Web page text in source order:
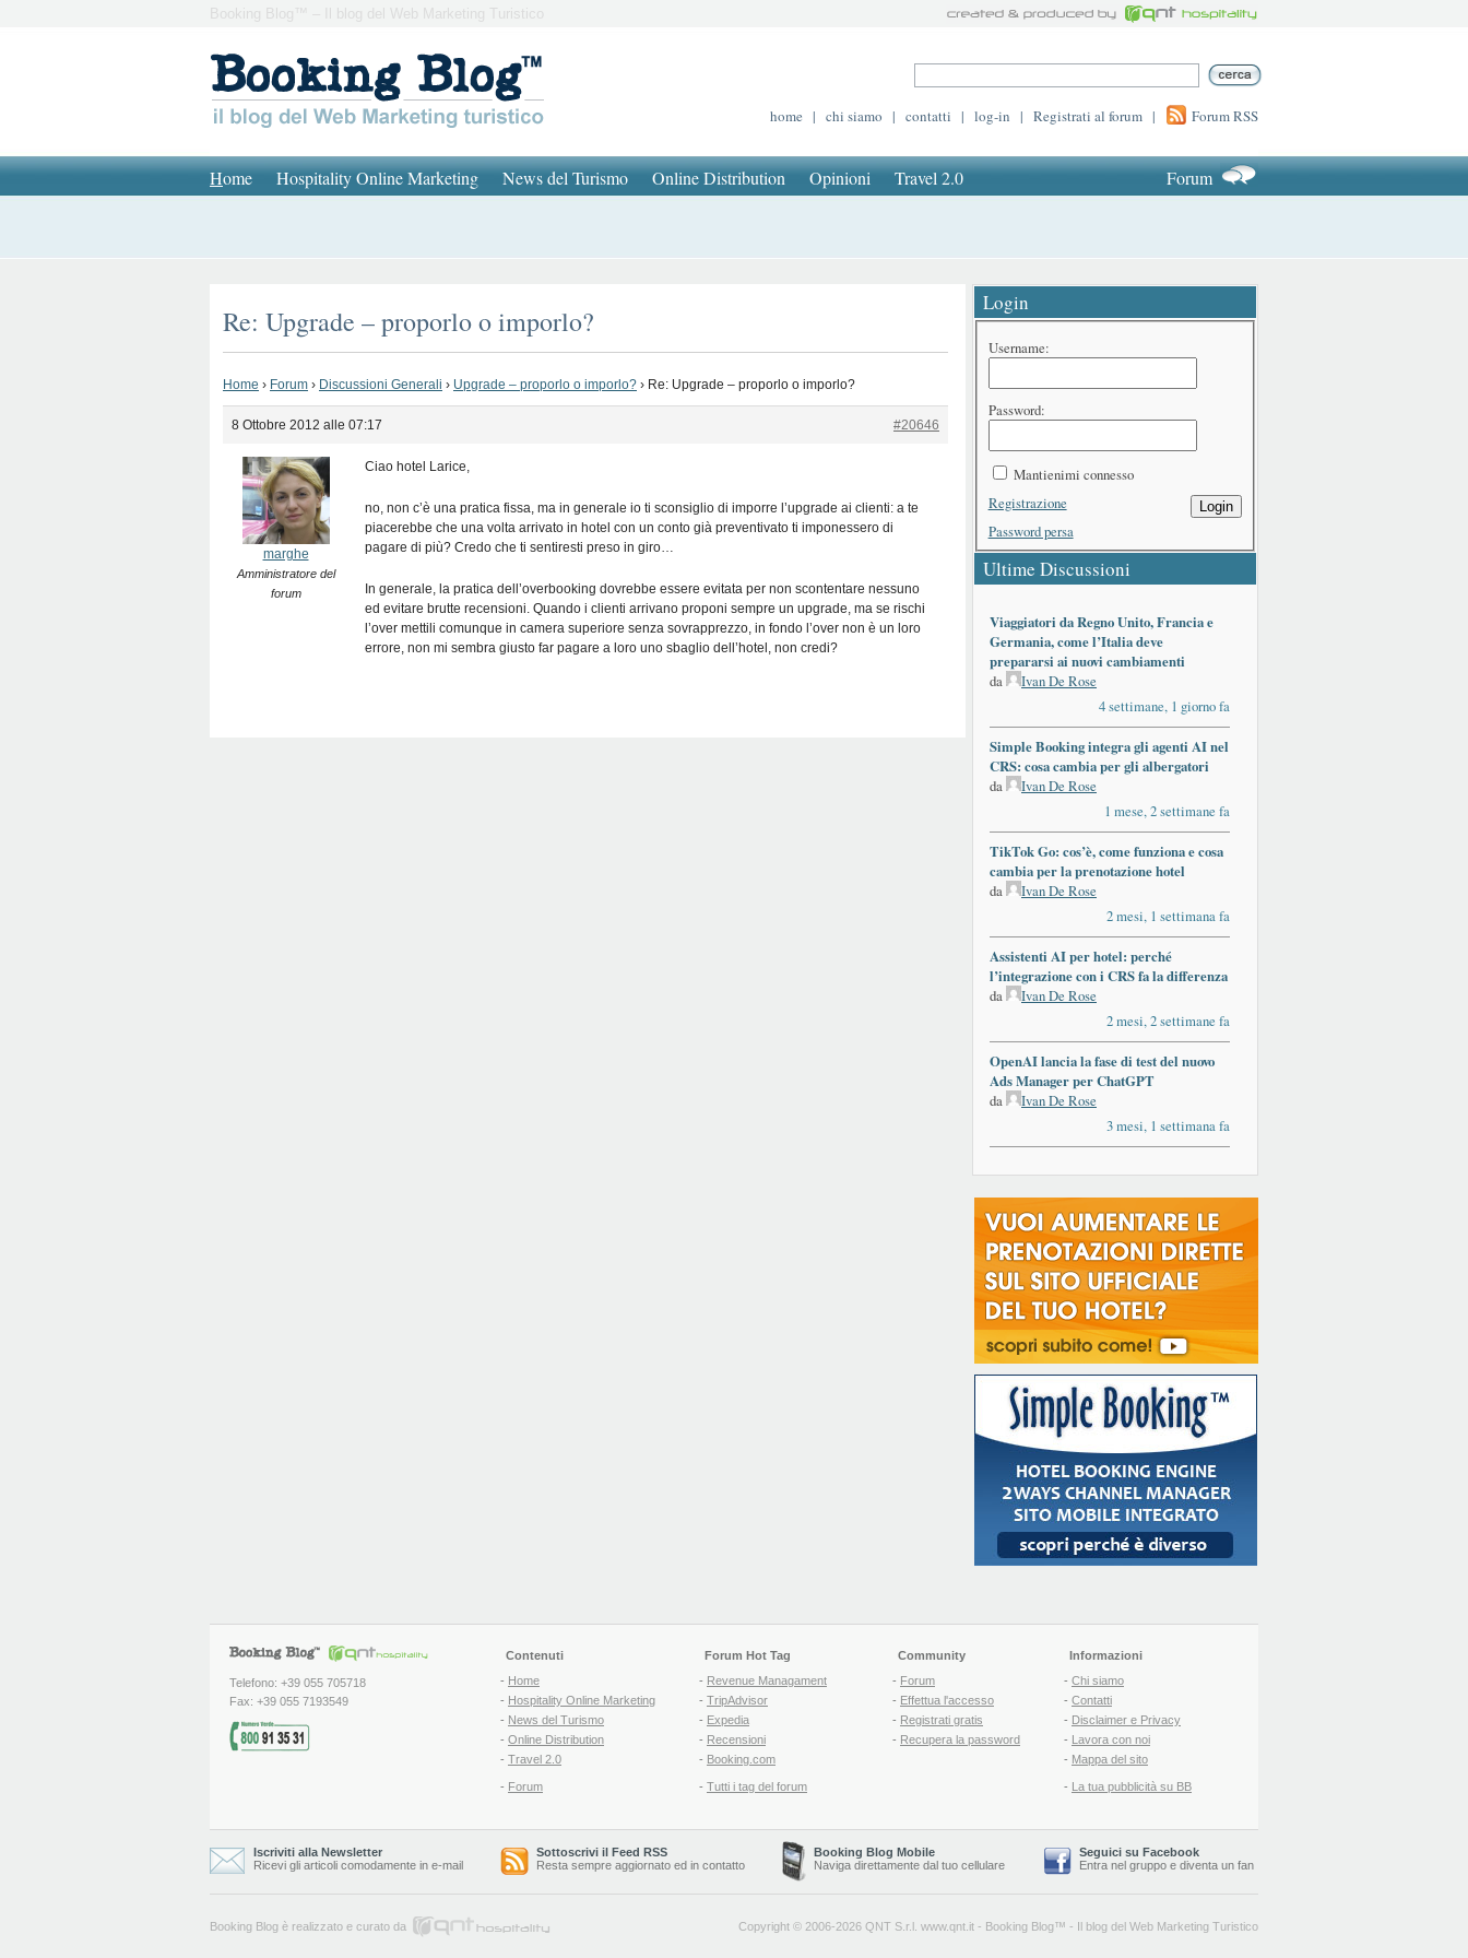
Booking Blog™ – Il blog del Web Marketing Turistico
home | chi siamo | contatti | log-in | Registrati al forum | Forum RSS
Home Hospitality Online Marketing News del Turismo Online Distribution Opinioni Travel 2.0 Forum
Re: Upgrade – proporlo o imporlo?
Home › Forum › Discussioni Generali › Upgrade – proporlo o imporlo? › Re: Upgrade – proporlo o imporlo?
8 Ottobre 2012 alle 07:17 #20646
marghe
Amministratore del
forum
Ciao hotel Larice,
no, non c’è una pratica fissa, ma in generale io ti sconsiglio di imporre l’upgrade ai clienti: a te
piacerebbe che una volta arrivato in hotel con un conto già preventivato ti imponessero di
pagare di più? Credo che ti sentiresti preso in giro…
In generale, la pratica dell’overbooking dovrebbe essere evitata per non scontentare nessuno
ed evitare brutte recensioni. Quando i clienti arrivano proponi sempre un upgrade, ma se rischi
l’over mettili comunque in camera superiore senza sovrapprezzo, in fondo l’over non è un loro
errore, non mi sembra giusto far pagare a loro uno sbaglio dell’hotel, non credi?
Login
Username:
Password:
Mantienimi connesso
Login
Registrazione
Password persa
Ultime Discussioni
Viaggiatori da Regno Unito, Francia e
Germania, come l’Italia deve
prepararsi ai nuovi cambiamenti
da
Ivan De Rose
4 settimane, 1 giorno fa
Simple Booking integra gli agenti AI nel
CRS: cosa cambia per gli albergatori
da
Ivan De Rose
1 mese, 2 settimane fa
TikTok Go: cos’è, come funziona e cosa
cambia per la prenotazione hotel
da
Ivan De Rose
2 mesi, 1 settimana fa
Assistenti AI per hotel: perché
l’integrazione con i CRS fa la differenza
da
Ivan De Rose
2 mesi, 2 settimane fa
OpenAI lancia la fase di test del nuovo
Ads Manager per ChatGPT
da
Ivan De Rose
3 mesi, 1 settimana fa
Telefono: +39 055 705718
Fax: +39 055 7193549
Contenuti
- Home
- Hospitality Online Marketing
- News del Turismo
- Online Distribution
- Travel 2.0
- Forum
Forum Hot Tag
- Revenue Managament
- TripAdvisor
- Expedia
- Recensioni
- Booking.com
- Tutti i tag del forum
Community
- Forum
- Effettua l'accesso
- Registrati gratis
- Recupera la password
Informazioni
- Chi siamo
- Contatti
- Disclaimer e Privacy
- Lavora con noi
- Mappa del sito
- La tua pubblicità su BB
Iscriviti alla Newsletter
Ricevi gli articoli comodamente in e-mail
Sottoscrivi il Feed RSS
Resta sempre aggiornato ed in contatto
Booking Blog Mobile
Naviga direttamente dal tuo cellulare
Seguici su Facebook
Entra nel gruppo e diventa un fan
Booking Blog è realizzato e curato da Copyright © 2006-2026 QNT S.r.l. www.qnt.it - Booking Blog™ - Il blog del Web Marketing Turistico